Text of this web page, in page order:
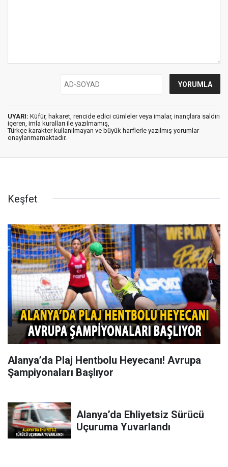
UYARI: Küfür, hakaret, rencide edici cümleler veya imalar, inançlara saldırı
içeren, imla kuralları ile yazılmamış,
Türkçe karakter kullanılmayan ve büyük harflerle yazılmış yorumlar
onaylanmamaktadır.
Keşfet
Alanya’da Plaj Hentbolu Heyecanı! Avrupa
Şampiyonaları Başlıyor
Alanya’da Ehliyetsiz Sürücü
Uçuruma Yuvarlandı